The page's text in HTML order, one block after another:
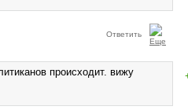
Ответить
происходит. вижу